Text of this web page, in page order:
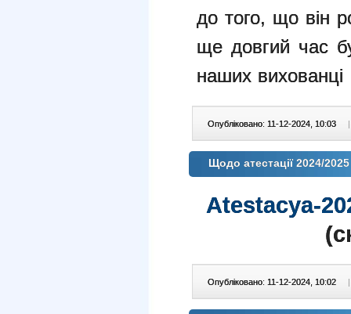
до того, що він
ще довгий час
наших вихованці
Опубліковано: 11-12-2024, 10:03 |
Щодо атестації 2024/2025
Atestacya-
Опубліковано: 11-12-2024, 10:02 |